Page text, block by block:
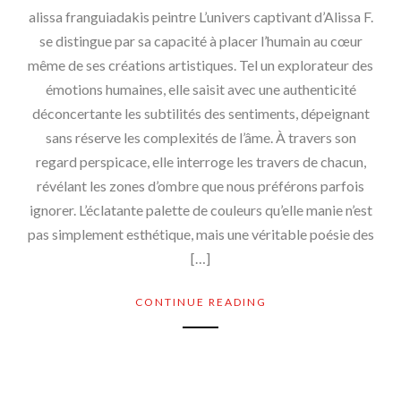
alissa franguiadakis peintre L’univers captivant d’Alissa F.
se distingue par sa capacité à placer l’humain au cœur
même de ses créations artistiques. Tel un explorateur des
émotions humaines, elle saisit avec une authenticité
déconcertante les subtilités des sentiments, dépeignant
sans réserve les complexités de l’âme. À travers son
regard perspicace, elle interroge les travers de chacun,
révélant les zones d’ombre que nous préférons parfois
ignorer. L’éclatante palette de couleurs qu’elle manie n’est
pas simplement esthétique, mais une véritable poésie des
[…]
CONTINUE READING